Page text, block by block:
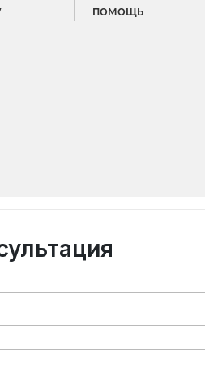
помощь